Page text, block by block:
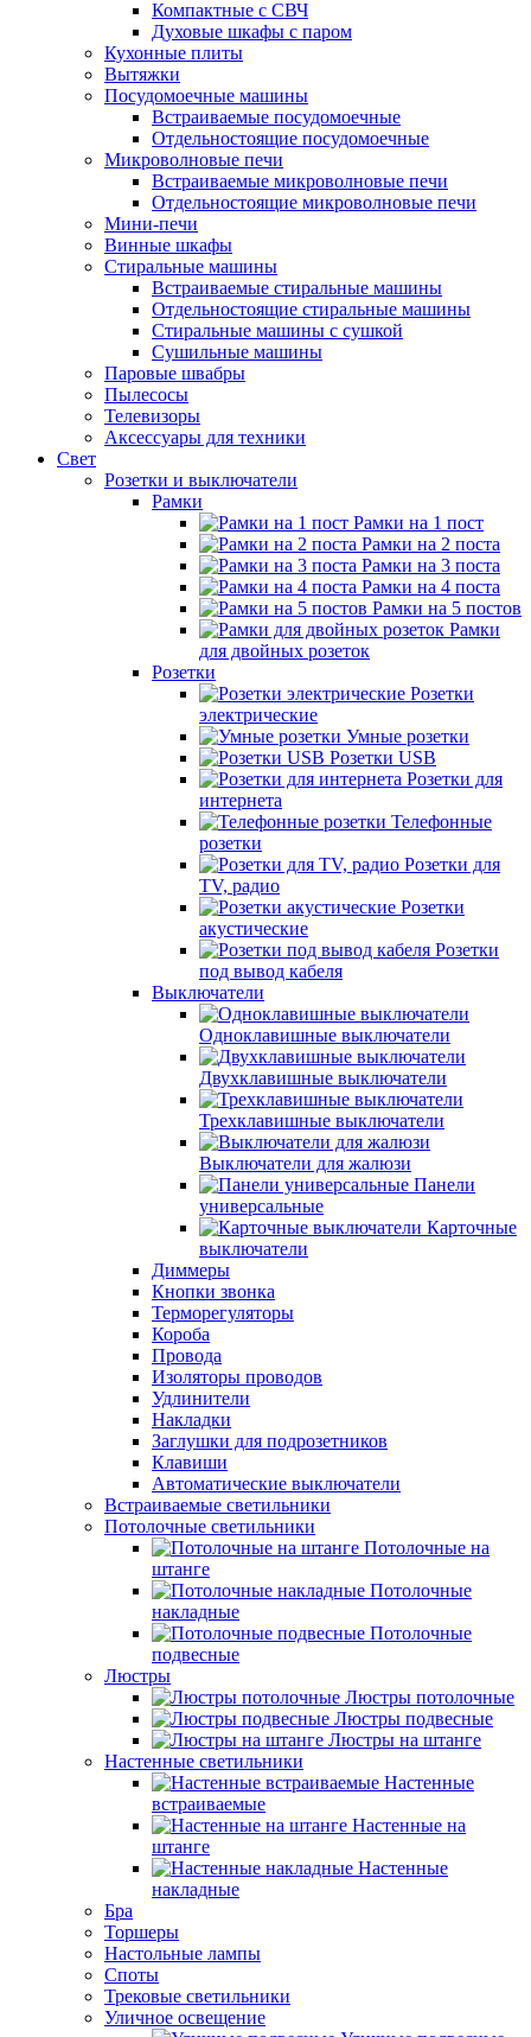
Компактные с СВЧ
Духовые шкафы с паром
Кухонные плиты
Вытяжки
Посудомоечные машины
Встраиваемые посудомоечные
Отдельностоящие посудомоечные
Микроволновые печи
Встраиваемые микроволновые печи
Отдельностоящие микроволновые печи
Мини-печи
Винные шкафы
Стиральные машины
Встраиваемые стиральные машины
Отдельностоящие стиральные машины
Стиральные машины с сушкой
Сушильные машины
Паровые швабры
Пылесосы
Телевизоры
Аксессуары для техники
Свет
Розетки и выключатели
Рамки
Рамки на 1 пост
Рамки на 2 поста
Рамки на 3 поста
Рамки на 4 поста
Рамки на 5 постов
Рамки
для двойных розеток
Розетки
Розетки
электрические
Умные розетки
Розетки USB
Розетки для
интернета
Телефонные
розетки
Розетки для
TV, радио
Розетки
акустические
Розетки
под вывод кабеля
Выключатели
Одноклавишные выключатели
Двухклавишные выключатели
Трехклавишные выключатели
Выключатели для жалюзи
Панели
универсальные
Карточные
выключатели
Диммеры
Кнопки звонка
Терморегуляторы
Короба
Провода
Изоляторы проводов
Удлинители
Накладки
Заглушки для подрозетников
Клавиши
Автоматические выключатели
Встраиваемые светильники
Потолочные светильники
Потолочные на
штанге
Потолочные
накладные
Потолочные
подвесные
Люстры
Люстры потолочные
Люстры подвесные
Люстры на штанге
Настенные светильники
Настенные
встраиваемые
Настенные на
штанге
Настенные
накладные
Бра
Торшеры
Настольные лампы
Споты
Трековые светильники
Уличное освещение